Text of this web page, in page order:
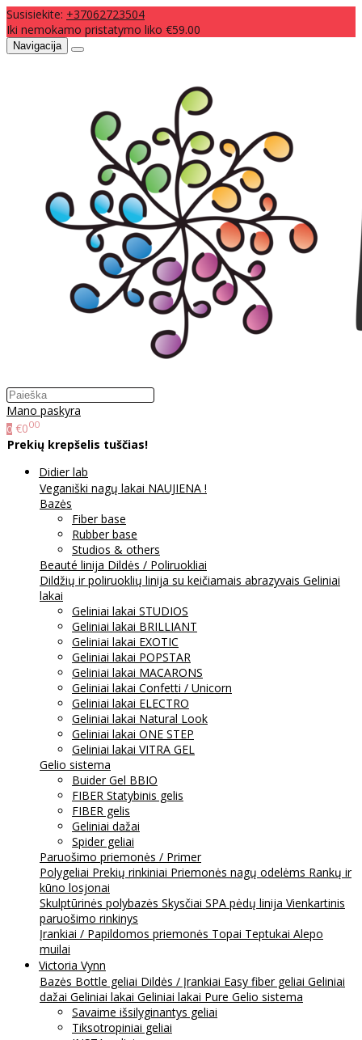
Susisiekite: +37062723504
Iki nemokamo pristatymo liko €59.00
Navigacija
Mano paskyra
0 €000
Prekių krepšelis tuščias!
Didier lab
Veganiški nagų lakai NAUJIENA !
Bazės
Fiber base
Rubber base
Studios & others
Beauté linija Dildės / Poliruokliai
Dildžių ir poliruoklių linija su keičiamais abrazyvais Geliniai
lakai
Geliniai lakai STUDIOS
Geliniai lakai BRILLIANT
Geliniai lakai EXOTIC
Geliniai lakai POPSTAR
Geliniai lakai MACARONS
Geliniai lakai Confetti / Unicorn
Geliniai lakai ELECTRO
Geliniai lakai Natural Look
Geliniai lakai ONE STEP
Geliniai lakai VITRA GEL
Gelio sistema
Buider Gel BBIO
FIBER Statybinis gelis
FIBER gelis
Geliniai dažai
Spider geliai
Paruošimo priemonės / Primer
Polygeliai Prekių rinkiniai Priemonės nagų odelėms Rankų ir
kūno losjonai
Skulptūrinės polybazės Skysčiai SPA pėdų linija Vienkartinis
paruošimo rinkinys
Įrankiai / Papildomos priemonės Topai Teptukai Alepo
muilai
Victoria Vynn
Bazės Bottle geliai Dildės / Įrankiai Easy fiber geliai Geliniai
dažai Geliniai lakai Geliniai lakai Pure Gelio sistema
Savaime išsilyginantys geliai
Tiksotropiniai geliai